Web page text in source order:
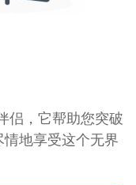
侣，它帮助您突破
地享受这个无界